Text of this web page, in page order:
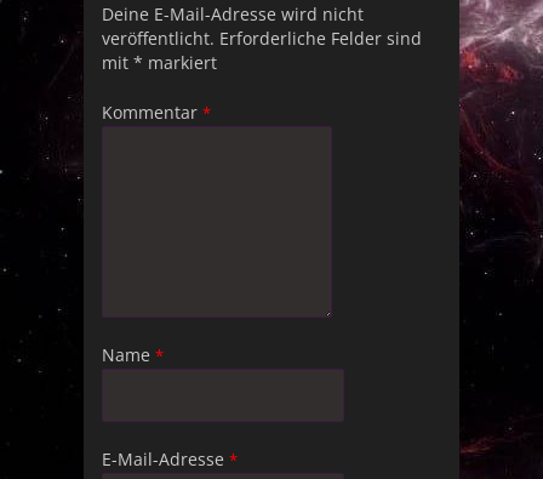
Deine E-Mail-Adresse wird nicht
veröffentlicht. Erforderliche Felder sind
mit * markiert
Kommentar *
Name *
E-Mail-Adresse *